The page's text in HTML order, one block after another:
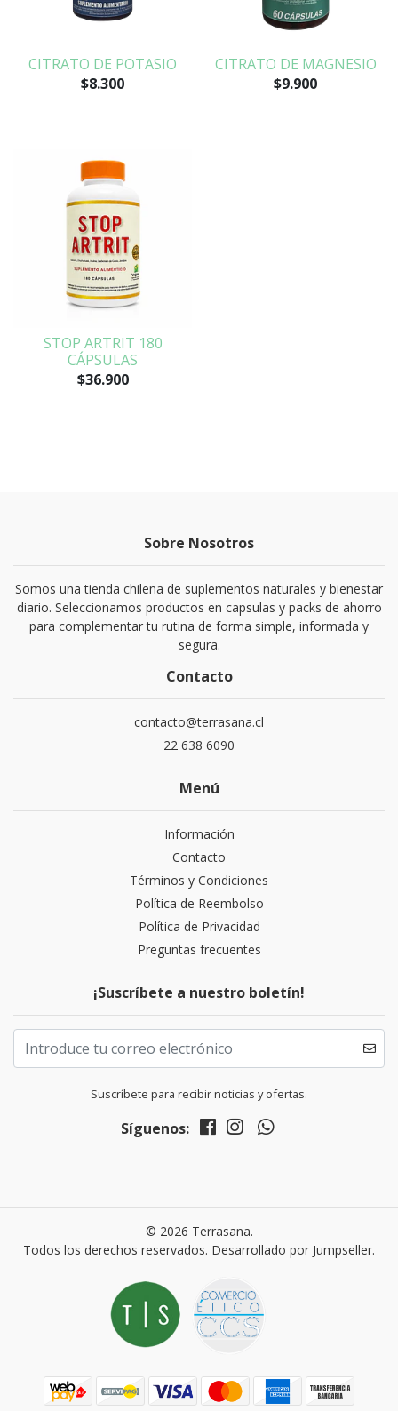
CITRATO DE POTASIO
$8.300
CITRATO DE MAGNESIO
$9.900
STOP ARTRIT 180
CÁPSULAS
$36.900
Sobre Nosotros
Somos una tienda chilena de suplementos naturales y bienestar
diario. Seleccionamos productos en capsulas y packs de ahorro
para complementar tu rutina de forma simple, informada y
segura.
Contacto
contacto@terrasana.cl
22 638 6090
Menú
Información
Contacto
Términos y Condiciones
Política de Reembolso
Política de Privacidad
Preguntas frecuentes
¡Suscríbete a nuestro boletín!
Suscríbete para recibir noticias y ofertas.
Síguenos:
© 2026 Terrasana.
Todos los derechos reservados. Desarrollado por Jumpseller.